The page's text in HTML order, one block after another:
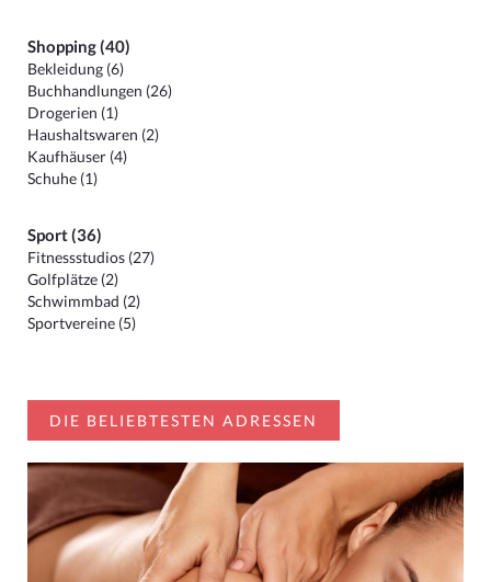
Shopping (40)
Bekleidung (6)
Buchhandlungen (26)
Drogerien (1)
Haushaltswaren (2)
Kaufhäuser (4)
Schuhe (1)
Sport (36)
Fitnessstudios (27)
Golfplätze (2)
Schwimmbad (2)
Sportvereine (5)
DIE BELIEBTESTEN ADRESSEN